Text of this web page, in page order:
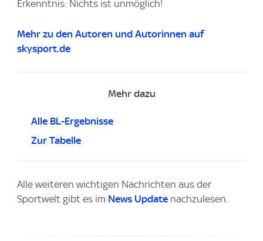
Erkenntnis: Nichts ist unmöglich!
Mehr zu den Autoren und Autorinnen auf
skysport.de
Mehr dazu
Alle BL-Ergebnisse
Zur Tabelle
Alle weiteren wichtigen Nachrichten aus der
Sportwelt gibt es im News Update nachzulesen.